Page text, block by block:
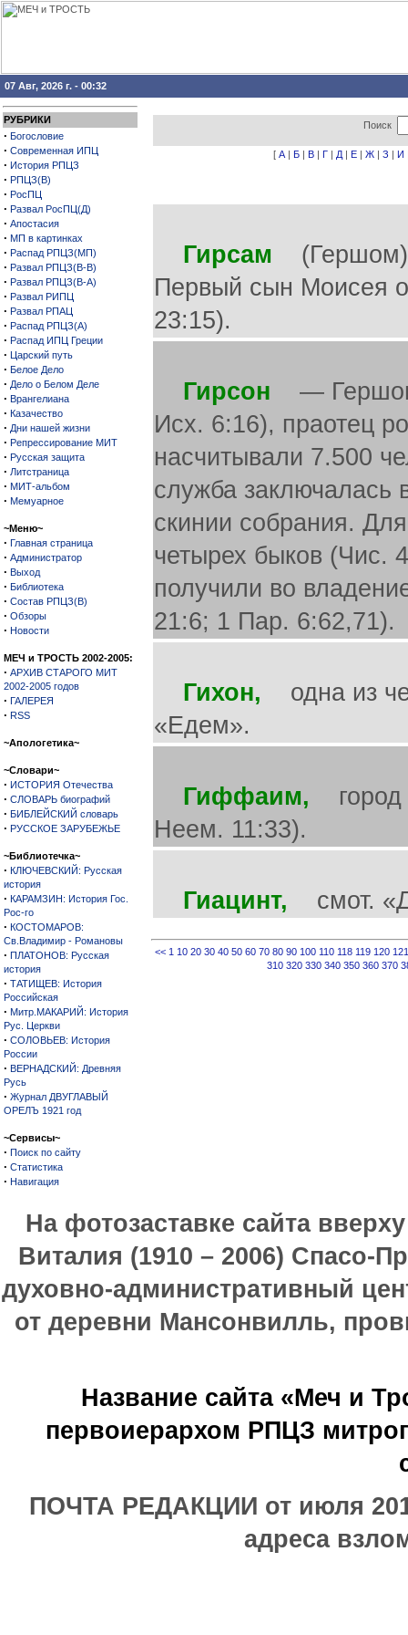
07 Авг, 2026 г. - 00:32
РУБРИКИ
· Богословие
· Современная ИПЦ
· История РПЦЗ
· РПЦЗ(В)
· РосПЦ
· Развал РосПЦ(Д)
· Апостасия
· МП в картинках
· Распад РПЦЗ(МП)
· Развал РПЦЗ(В-В)
· Развал РПЦЗ(В-А)
· Развал РИПЦ
· Развал РПАЦ
· Распад РПЦЗ(А)
· Распад ИПЦ Греции
· Царский путь
· Белое Дело
· Дело о Белом Деле
· Врангелиана
· Казачество
· Дни нашей жизни
· Репрессирование МИТ
· Русская защита
· Литстраница
· МИТ-альбом
· Мемуарное
~Меню~
· Главная страница
· Администратор
· Выход
· Библиотека
· Состав РПЦЗ(В)
· Обзоры
· Новости
МЕЧ и ТРОСТЬ 2002-2005:
· АРХИВ СТАРОГО МИТ
2002-2005 годов
· ГАЛЕРЕЯ
· RSS
~Апологетика~
~Словари~
· ИСТОРИЯ Отечества
· СЛОВАРЬ биографий
· БИБЛЕЙСКИЙ словарь
· РУССКОЕ ЗАРУБЕЖЬЕ
~Библиотечка~
· КЛЮЧЕВСКИЙ: Русская
история
· КАРАМЗИН: История Гос.
Рос-го
· КОСТОМАРОВ:
Св.Владимир - Романовы
· ПЛАТОНОВ: Русская
история
· ТАТИЩЕВ: История
Российская
· Митр.МАКАРИЙ: История
Рус. Церкви
· СОЛОВЬЕВ: История
России
· ВЕРНАДСКИЙ: Древняя
Русь
· Журнал ДВУГЛАВЫЙ
ОРЕЛЪ 1921 год
~Сервисы~
· Поиск по сайту
· Статистика
· Навигация
Поиск
[ А | Б | В | Г | Д | Е | Ж | З | И
Гирсам (Гершом),
Первый сын Моисея
23:15).
Гирсон —
Исх. 6:16), праотец
насчитывали 7.500
служба заключалась
скинии собрания.
четырех быков (Чис.
получили во
21:6; 1 Пар. 6:62,71).
Гихон, одна из
«Едем».
Гиффаим, город
Неем. 11:33).
Гиацинт, смот.
<< 1 10 20 30 40 50 60 70 80 90 100 110 118 119 120 121
310 320 330 340 350 360 370
На фотозаставке сайта
Виталия (1910 – 2006) Спасо-
духовно-административный
от деревни Мансонвилль,
Название сайта «Меч и
первоиерархом РПЦЗ
ПОЧТА РЕДАКЦИИ от июля
адреса